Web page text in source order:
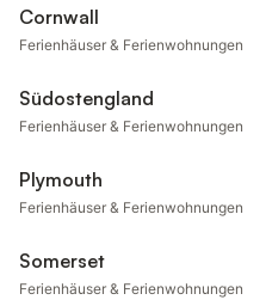
Cornwall
Ferienhäuser & Ferienwohnungen
Südostengland
Ferienhäuser & Ferienwohnungen
Plymouth
Ferienhäuser & Ferienwohnungen
Somerset
Ferienhäuser & Ferienwohnungen